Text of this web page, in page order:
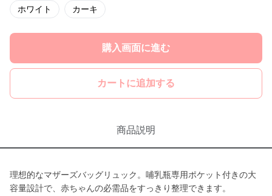
ホワイト カーキ
購入画面に進む
カートに追加する
商品説明
理想的なマザーズバッグリュック。哺乳瓶専用ポケット付きの大
容量設計で、赤ちゃんの必需品をすっきり整理できます。